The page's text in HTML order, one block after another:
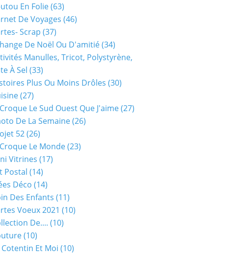
En Folie(63)
De Voyages (46)
Scrap (37)
De Noël Ou D'amitié(34)
Manulles, Tricot, Polystyrène,
À Sel (33)
Plus Ou Moins Drôles (30)
(27)
Croque Le Sud Ouest Que J'aime(27)
De La Semaine(26)
52(26)
Croque Le Monde(23)
Vitrines (17)
Postal (14)
Déco (14)
Des Enfants (11)
Voeux 2021 (10)
De.... (10)
(10)
Cotentin Et Moi (10)